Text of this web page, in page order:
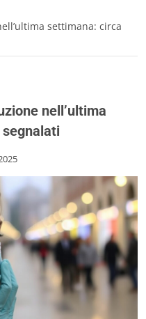
settimana: circa
nell’ultima